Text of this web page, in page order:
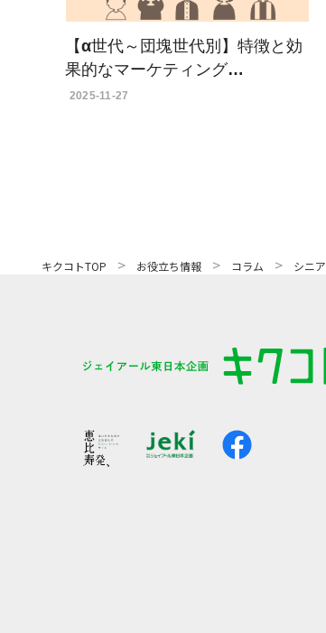
【α世代～団塊世代別】特徴と効
果的なマーケティング…
2025-11-27
キクコトTOP > お役立ち情報 > コラム > シニア